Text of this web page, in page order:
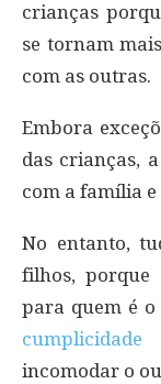
crianças
se tornam
com as outras.
Embora
das crianças,
com a família e
No entanto,
filhos, porque
para quem é o
cumplicidade
incomodar o